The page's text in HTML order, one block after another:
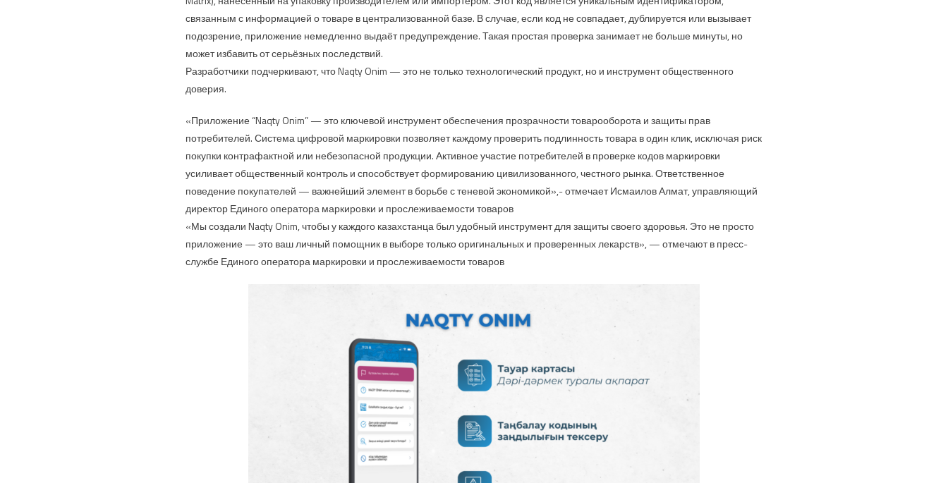
связанным с информацией о товаре в централизованной базе. В случае, если код не совпадает, дублируется или вызывает
подозрение, приложение немедленно выдаёт предупреждение. Такая простая проверка занимает не больше минуты, но
может избавить от серьёзных последствий.
Разработчики подчеркивают, что Naqty Onim — это не только технологический продукт, но и инструмент общественного
доверия.
«Приложение “Naqty Onim” — это ключевой инструмент обеспечения прозрачности товарооборота и защиты прав
потребителей. Система цифровой маркировки позволяет каждому проверить подлинность товара в один клик, исключая риск
покупки контрафактной или небезопасной продукции. Активное участие потребителей в проверке кодов маркировки
усиливает общественный контроль и способствует формированию цивилизованного, честного рынка. Ответственное
поведение покупателей — важнейший элемент в борьбе с теневой экономикой»,- отмечает Исмаилов Алмат, управляющий
директор Единого оператора маркировки и прослеживаемости товаров
«Мы создали Naqty Onim, чтобы у каждого казахстанца был удобный инструмент для защиты своего здоровья. Это не просто
приложение — это ваш личный помощник в выборе только оригинальных и проверенных лекарств», — отмечают в пресс-
службе Единого оператора маркировки и прослеживаемости товаров